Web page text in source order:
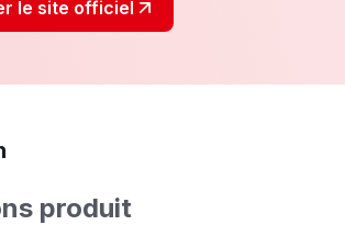
le site officiel
produit